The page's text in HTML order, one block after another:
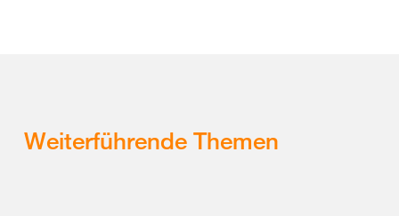
Weiterführende Themen